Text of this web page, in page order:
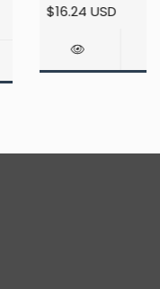
$16.24 USD